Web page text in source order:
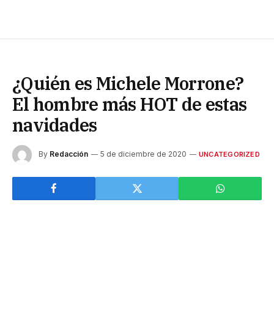
¿Quién es Michele Morrone?
El hombre más HOT de estas
navidades
By Redacción 5 de diciembre de 2020 UNCATEGORIZED